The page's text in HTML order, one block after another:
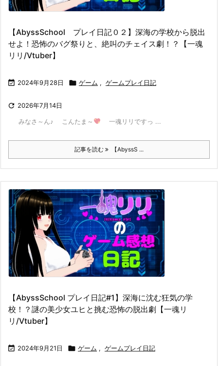
【AbyssSchool プレイ日記０２】深海の学校から脱出
せよ！恐怖のバグ祭りと、絶叫のチェイス劇！？【一魂
リリ/Vtuber】
 2024年9月28日  ゲーム , ゲームプレイ日記
 2026年7月14日
みなさ～ん♪ こんたま～ 一魂リリですっ ...
記事を読む 【AbyssS ...
【AbyssSchool プレイ日記#1】深海に沈む狂気の学
校！？謎の美少女ユヒと挑む恐怖の脱出劇【一魂リ
リ/Vtuber】
 2024年9月21日  ゲーム , ゲームプレイ日記